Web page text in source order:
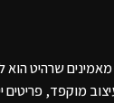
שרהיט הוא
מוקפד, פריטים